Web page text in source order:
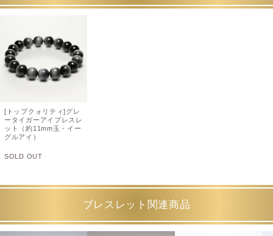
[トップクォリティ]グレ
ータイガーアイブレスレ
ット（約11mm玉・イー
グルアイ）
SOLD OUT
ブレスレット関連商品